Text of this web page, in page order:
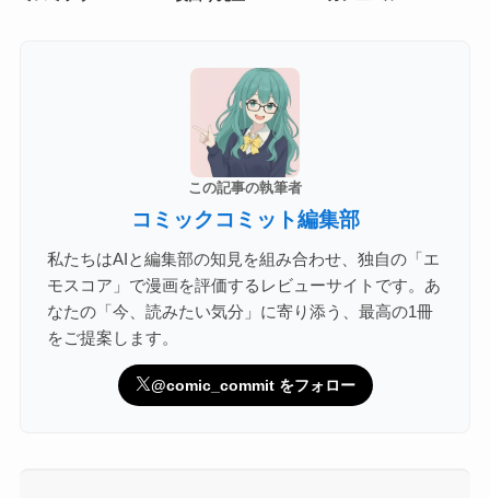
この記事の執筆者
コミックコミット編集部
私たちはAIと編集部の知見を組み合わせ、独自の「エ
モスコア」で漫画を評価するレビューサイトです。あ
なたの「今、読みたい気分」に寄り添う、最高の1冊
をご提案します。
@comic_commit をフォロー